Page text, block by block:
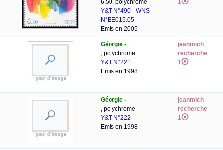
6.50, polychrome
Y&T N°490
WNS
N°EE015.05
Emis en 2005
1
Géorgie -
, polychrome
Y&T N°221
Emis en 1998
jeanmich
recherche
1
Géorgie -
, polychrome
Y&T N°222
Emis en 1998
jeanmich
recherche
1